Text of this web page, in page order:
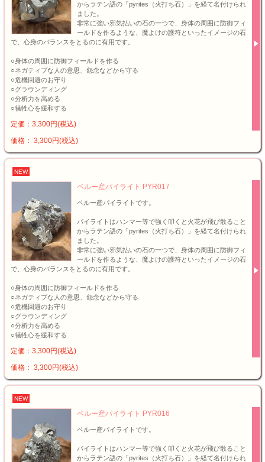
からラテン語の「pyrites（火打ち石）」を経て名付けられ
ました。
非常に強い邪気払いの石の一つで、身体の周囲に防御フィ
ールドを作るような、魔よけの護符といったイメージの石
で、心身のバランスをとるのに有用です。
○身体の周囲に防御フィールドを作る
○ネガティブな人の意思、怨念などから守る
○危機回避のお守り
○グラウンディング
○分析力を高める
○犠牲心を緩和する
定価：3,300円(税込)
価格： 3,300円(税込)
NEW
ペルー産パイライト PYR017
ペルー産パイライトです。
パイライトはハンマー等で強く叩くと火花が飛び散ること
からラテン語の「pyrites（火打ち石）」を経て名付けられ
ました。
非常に強い邪気払いの石の一つで、身体の周囲に防御フィ
ールドを作るような、魔よけの護符といったイメージの石
で、心身のバランスをとるのに有用です。
○身体の周囲に防御フィールドを作る
○ネガティブな人の意思、怨念などから守る
○危機回避のお守り
○グラウンディング
○分析力を高める
○犠牲心を緩和する
定価：3,300円(税込)
価格： 3,300円(税込)
NEW
ペルー産パイライト PYR016
ペルー産パイライトです。
パイライトはハンマー等で強く叩くと火花が飛び散ること
からラテン語の「pyrites（火打ち石）」を経て名付けられ